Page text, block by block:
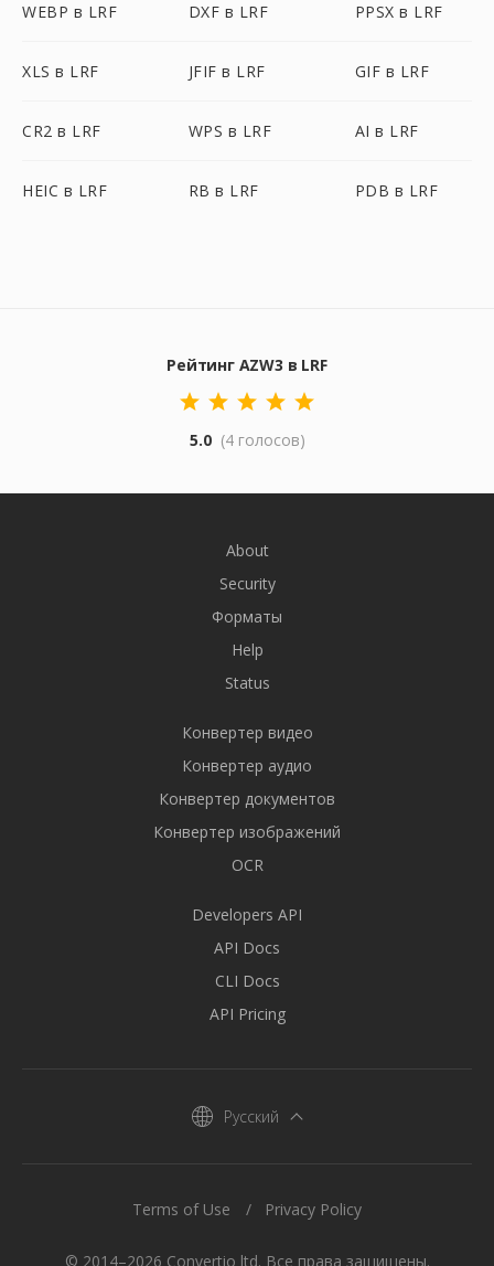
WEBP в LRF DXF в LRF PPSX в LRF
XLS в LRF JFIF в LRF GIF в LRF
CR2 в LRF WPS в LRF AI в LRF
HEIC в LRF RB в LRF PDB в LRF
Рейтинг AZW3 в LRF
5.0 (4 голосов)
About
Security
Форматы
Help
Status
Конвертер видео
Конвертер аудио
Конвертер документов
Конвертер изображений
OCR
Developers API
API Docs
CLI Docs
API Pricing
Русский
© 2014–2026 Convertio ltd. Все права защищены.
Terms of Use Privacy Policy